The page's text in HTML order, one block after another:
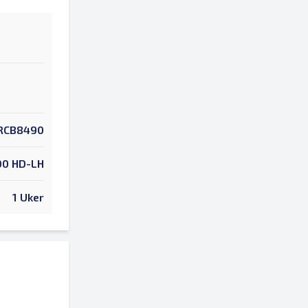
HD-LH
1 Uker